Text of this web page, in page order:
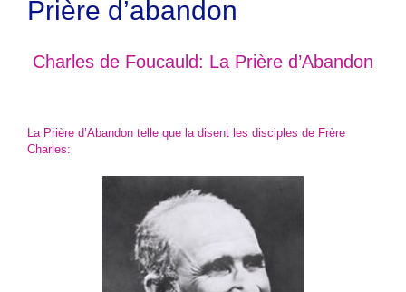
Prière d’abandon
Charles de Foucauld: La Prière d’Abandon
La Prière d’Abandon telle que la disent les disciples de Frère
Charles: